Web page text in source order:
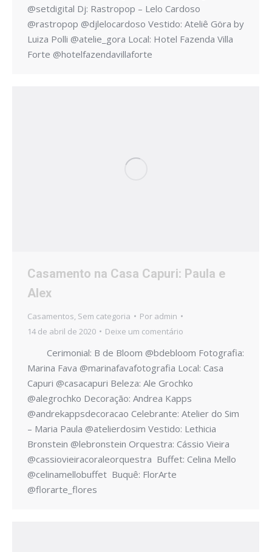
@setdigital Dj: Rastropop – Lelo Cardoso
@rastropop @djlelocardoso Vestido: Ateliê Göra by
Luiza Polli @atelie_gora Local: Hotel Fazenda Villa
Forte @hotelfazendavillaforte
Casamento na Casa Capuri: Paula e
Alex
Casamentos, Sem categoria Por admin
14 de abril de 2020
Deixe um comentário
Cerimonial: B de Bloom @bdebloom Fotografia:
Marina Fava @marinafavafotografia Local: Casa
Capuri @casacapuri Beleza: Ale Grochko
@alegrochko Decoração: Andrea Kapps
@andrekappsdecoracao Celebrante: Atelier do Sim
– Maria Paula @atelierdosim Vestido: Lethicia
Bronstein @lebronstein Orquestra: Cássio Vieira
@cassiovieiracoraleorquestra Buffet: Celina Mello
@celinamellobuffet Buquê: FlorArte
@florarte_flores